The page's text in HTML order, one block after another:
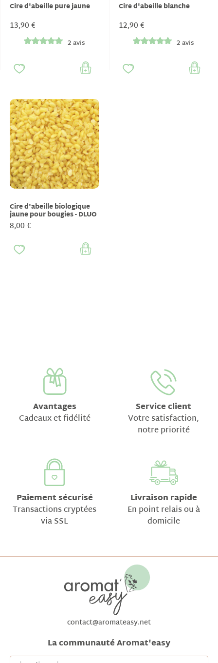
Cire d'abeille pure jaune
13,90 €
2 avis
Cire d'abeille blanche
12,90 €
2 avis
Cire d'abeille biologique
jaune pour bougies - DLUO
dépassée
8,00 €
Avantages
Cadeaux et fidélité
Service client
Votre satisfaction,
notre priorité
Paiement sécurisé
Transactions cryptées
via SSL
Livraison rapide
En point relais ou à
domicile
contact@aromateasy.net
La communauté Aromat'easy